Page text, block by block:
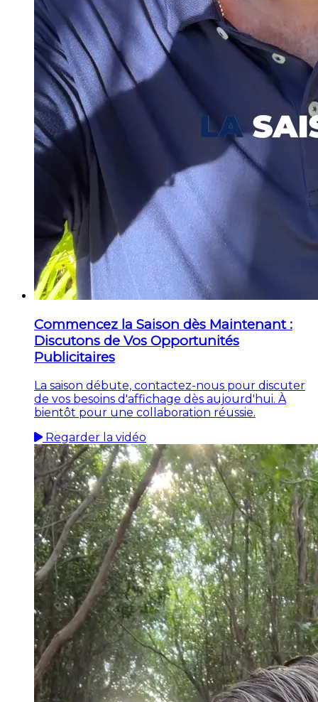
Commencez la Saison dès Maintenant :
Discutons de Vos Opportunités
Publicitaires
La saison débute, contactez-nous pour discuter
de vos besoins d'affichage dès aujourd'hui. À
bientôt pour une collaboration réussie.
Regarder la vidéo